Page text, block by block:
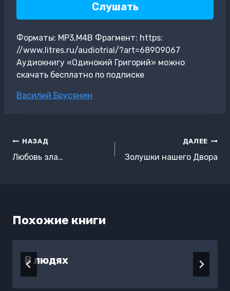
Слушать
Форматы: MP3,M4B Фрагмент: https:
//www.litres.ru/audiotrial/?art=68909067
Аудиокнигу «Одинокий Григорий» можно
скачать бесплатно по подписке
Метки
Василий Брусянин
Навигация
по
НАЗАД
Любовь зла…
ДАЛЕЕ
Золушки нашего Двора
Похожие книги
В людях